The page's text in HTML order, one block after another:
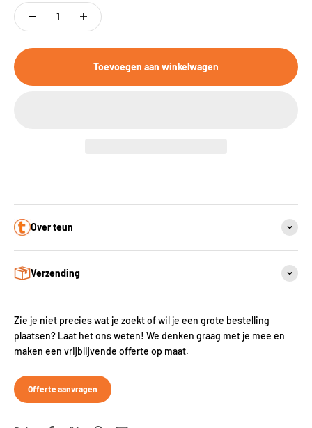
Toevoegen aan winkelwagen
Over teun
Verzending
Zie je niet precies wat je zoekt of wil je een grote bestelling
plaatsen? Laat het ons weten! We denken graag met je mee en
maken een vrijblijvende offerte op maat.
Offerte aanvragen